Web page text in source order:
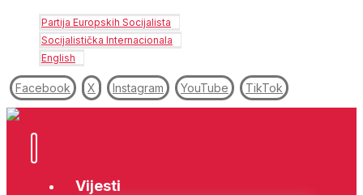
Partija Europskih Socijalista
Socijalistička Internacionala
English
Facebook X Instagram YouTube TikTok
Vijesti